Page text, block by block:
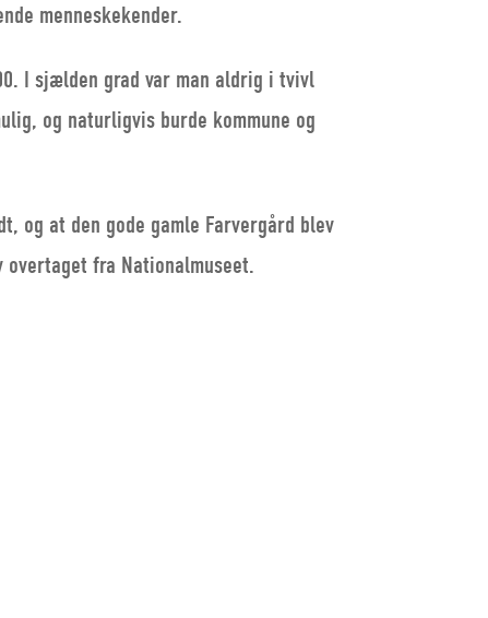
menneskekender.
I sjælden grad var man aldrig i tvivl
og naturligvis burde kommune og
og at den gode gamle Farvergård blev
overtaget fra Nationalmuseet.